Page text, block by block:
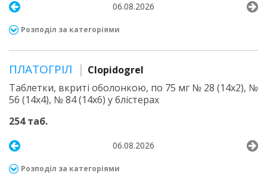
06.08.2026
Розподіл за категоріями
ПЛАТОГРІЛ
Clopidogrel
Таблетки, вкриті оболонкою, по 75 мг № 28 (14х2), №
56 (14х4), № 84 (14х6) у блістерах
254 таб.
06.08.2026
Розподіл за категоріями